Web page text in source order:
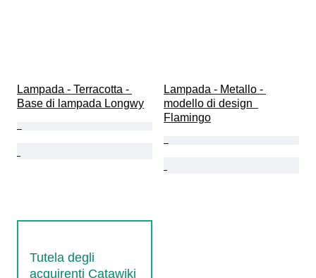
Lampada - Terracotta -
Base di lampada Longwy
Lampada - Metallo -
modello di design
Flamingo
Tutela degli
acquirenti Catawiki